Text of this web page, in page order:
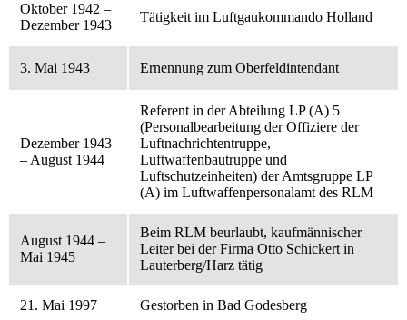
Oktober 1942 –
Dezember 1943
Tätigkeit im Luftgaukommando Holland
3. Mai 1943 Ernennung zum Oberfeldintendant
Dezember 1943
– August 1944
Referent in der Abteilung LP (A) 5
(Personalbearbeitung der Offiziere der
Luftnachrichtentruppe,
Luftwaffenbautruppe und
Luftschutzeinheiten) der Amtsgruppe LP
(A) im Luftwaffenpersonalamt des RLM
August 1944 –
Mai 1945
Beim RLM beurlaubt, kaufmännischer
Leiter bei der Firma Otto Schickert in
Lauterberg/Harz tätig
21. Mai 1997 Gestorben in Bad Godesberg